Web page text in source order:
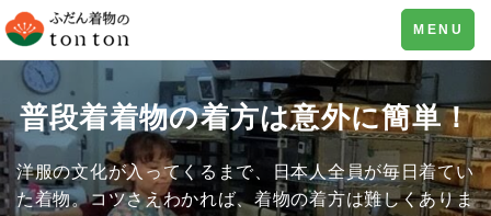
Toggle
navigation
MENU
普段着着物の着方は意外に簡単！
洋服の文化が入ってくるまで、日本人全員が毎日着てい
た着物。コツさえわかれば、着物の着方は難しくありま